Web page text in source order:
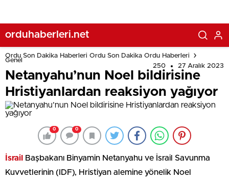
orduhaberleri.net
Ordu Son Dakika Haberleri Ordu Son Dakika Ordu Haberleri
Genel
250
27 Aralık 2023
Netanyahu’nun Noel bildirisine
Hristiyanlardan reaksiyon yağıyor
0 0
İsrail
Başbakanı Binyamin Netanyahu ve İsrail Savunma
Kuvvetlerinin (IDF), Hristiyan alemine yönelik Noel